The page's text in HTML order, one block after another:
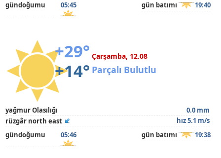
gündoğumu
05:45 gün batımı 19:40
+29°
+14°
Çarşamba, 12.08
Parçalı Bulutlu
yağmur Olasılığı
0.0 mm
rüzgâr north east
hız 5.1 m/s
gündoğumu
05:46 gün batımı 19:38